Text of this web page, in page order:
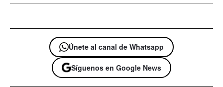
Únete al canal de Whatsapp
Síguenos en Google News